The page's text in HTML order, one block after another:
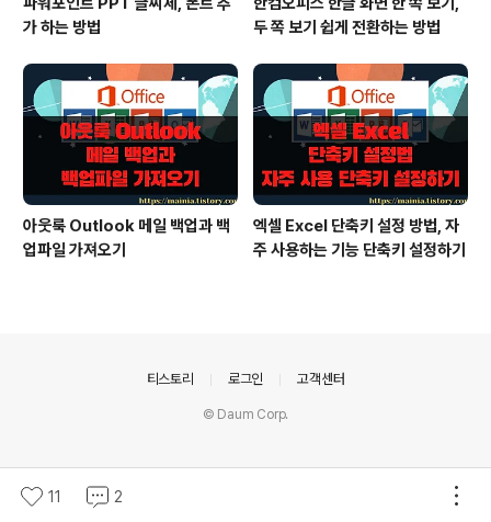
가 하는 방법
두 쪽 보기 쉽게 전환하는 방법
아웃룩 Outlook 메일 백업과 백
업파일 가져오기
엑셀 Excel 단축키 설정 방법, 자
주 사용하는 기능 단축키 설정하기
11 2
티스토리 로그인 고객센터
© Daum Corp.